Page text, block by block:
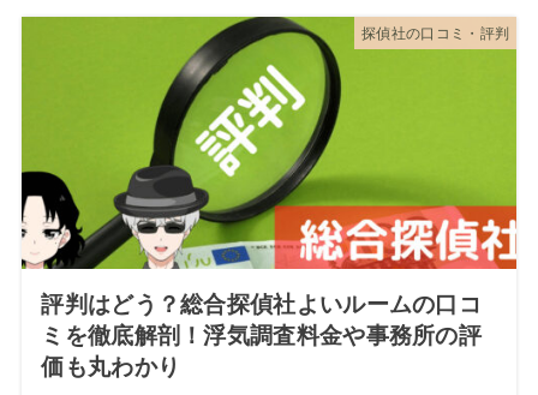
探偵社の口コミ・評判
評判はどう？総合探偵社よいルームの口コ
ミを徹底解剖！浮気調査料金や事務所の評
価も丸わかり